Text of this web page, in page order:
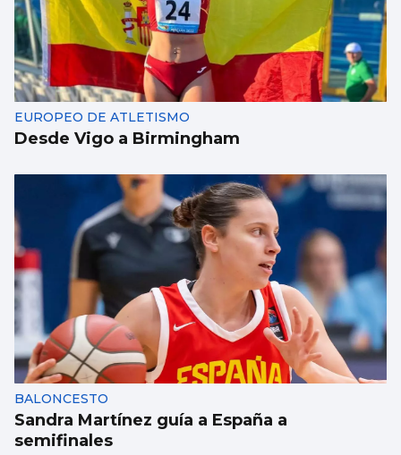
EUROPEO DE ATLETISMO
Desde Vigo a Birmingham
BALONCESTO
Sandra Martínez guía a España a
semifinales